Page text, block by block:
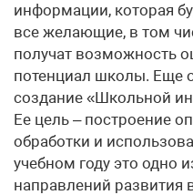
информации, которая
все желающие, в том
получат возможность
потенциал школы. Еще
создание «Школьной
Ее цель – построение
обработки и
учебном году это одно
направлений